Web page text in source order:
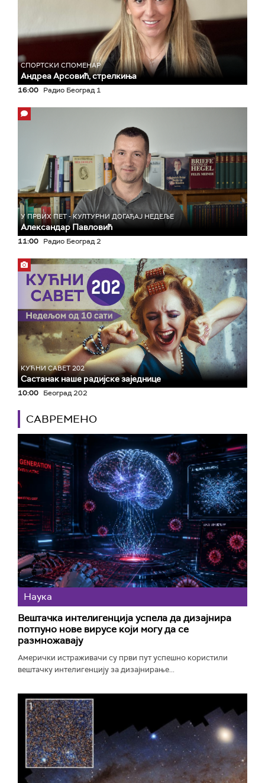
СПОРТСКИ СПОМЕНАР
Андреа Арсовић, стрелкиња
16:00 Радио Београд 1
У ПРВИХ ПЕТ - КУЛТУРНИ ДОГАЂАЈ НЕДЕЉЕ
Александар Павловић
11:00 Радио Београд 2
КУЋНИ САВЕТ 202
Састанак наше радијске заједнице
10:00 Београд 202
САВРЕМЕНО
Наука
Вештачка интелигенција успела да дизајнира
потпуно нове вирусе који могу да се
размножавају
Амерички истраживачи су први пут успешно користили
вештачку интелигенцију за дизајнирање...